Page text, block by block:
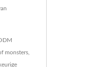
monsters,